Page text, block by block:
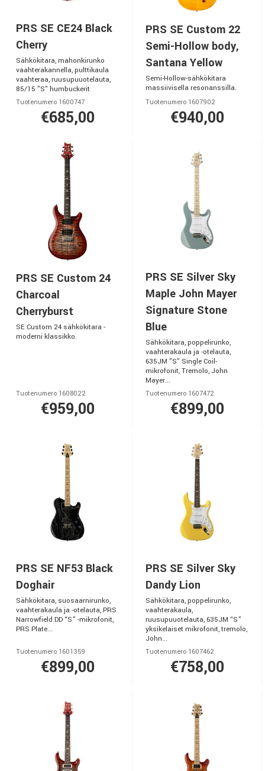
PRS SE CE24 Black
Cherry
Sähkökitara, mahonkirunko
vaahterakannella, pulttikaula
vaahteraa, ruusupuuotelauta,
85/15 "S" humbuckerit
Tuotenumero 1600747
€685,00
PRS SE Custom 22
Semi-Hollow body,
Santana Yellow
Semi-Hollow-sähkökitara
massiivisella resonanssilla.
Tuotenumero 1607902
€940,00
PRS SE Custom 24
Charcoal
Cherryburst
SE Custom 24 sähkökitara -
moderni klassikko.
Tuotenumero 1608022
€959,00
PRS SE Silver Sky
Maple John Mayer
Signature Stone
Blue
Sähkökitara, poppelirunko,
vaahterakaula ja -otelauta,
635JM "S" Single Coil-
mikrofonit, Tremolo, John
Mayer...
Tuotenumero 1607472
€899,00
PRS SE NF53 Black
Doghair
Sähkökitara, suosaarnirunko,
vaahterakaula ja -otelauta, PRS
Narrowfield DD “S” -mikrofonit,
PRS Plate...
Tuotenumero 1601359
€899,00
PRS SE Silver Sky
Dandy Lion
Sähkökitara, poppelirunko,
vaahterakaula,
ruusupuuotelauta, 635JM “S”
yksikelaiset mikrofonit, tremolo,
John...
Tuotenumero 1607462
€758,00